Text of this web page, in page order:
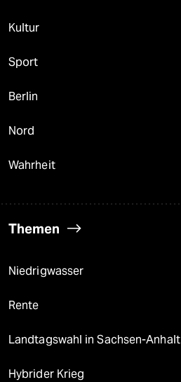
Kultur
Sport
Berlin
Nord
Wahrheit
Themen
Niedrigwasser
Rente
Landtagswahl in Sachsen-Anhalt
Hybrider Krieg